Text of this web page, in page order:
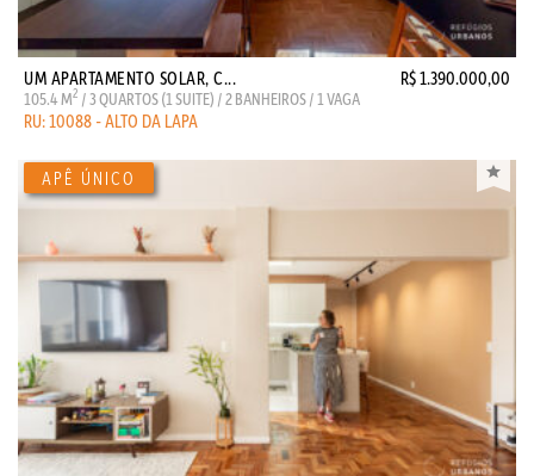
UM APARTAMENTO SOLAR, C... R$ 1.390.000,00
105.4 M2 / 3 QUARTOS (1 SUITE) / 2 BANHEIROS / 1 VAGA
RU: 10088 - ALTO DA LAPA